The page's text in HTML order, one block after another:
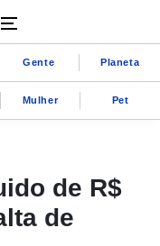
Gente Planeta
Mulher Pet
de R$
de